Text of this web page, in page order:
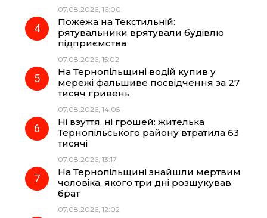
07.08.2026, 16:00
Пожежа на Текстильній:
рятувальники врятували будівлю
підприємства
07.08.2026, 15:02
На Тернопільщині водій купив у
мережі фальшиве посвідчення за 27
тисяч гривень
07.08.2026, 14:05
Ні взуття, ні грошей: жителька
Тернопільського району втратила 63
тисячі
07.08.2026, 13:17
На Тернопільщині знайшли мертвим
чоловіка, якого три дні розшукував
брат
07.08.2026, 12:02